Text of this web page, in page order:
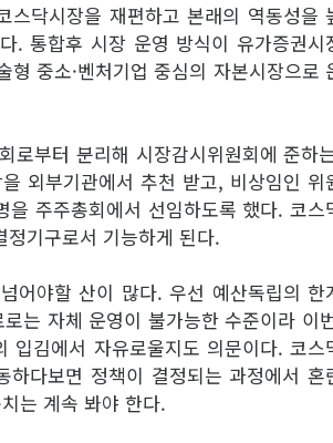
닥시장을 재편하고 본래의 역동성을
. 통합후 시장 운영 방식이 유가증권시
중소·벤처기업 중심의 자본시장으로
로부터 분리해 시장감시위원회에 준하
외부기관에서 추천 받고, 비상임인 위
주주총회에서 선임하도록 했다. 코스
기구로서 기능하게 된다.
어야할 산이 많다. 우선 예산독립의 한
는 자체 운영이 불가능한 수준이라 이
입김에서 자유로울지도 의문이다. 코스
다보면 정책이 결정되는 과정에서 혼
는 계속 봐야 한다.